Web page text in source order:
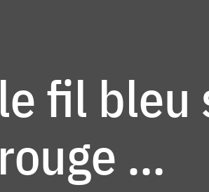
le fil bleu
rouge …